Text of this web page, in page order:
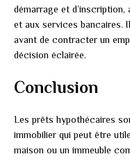
démarrage et
et aux services bancaires.
avant de contracter un
décision éclairée.
Conclusion
Les prêts hypothécaires
immobilier qui peut être
maison ou un immeuble